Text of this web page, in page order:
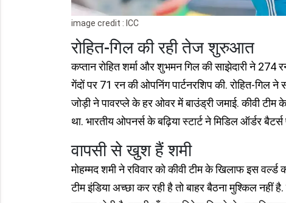
image credit : ICC
रोहित-गिल की रही तेज शुरुआत
कप्तान रोहित शर्मा और शुभमन गिल की साझेदारी ने
गेंदों पर 71 रन की ओपनिंग पार्टनरशिप की. रोहित-गिल
जोड़ी ने पावरप्ले के हर ओवर में बाउंड्री जमाई. कीवी
था. भारतीय ओपनर्स के बढ़िया स्टार्ट ने मिडिल ऑर्डर
वापसी से खुश हैं शमी
मोहम्मद शमी ने रविवार को कीवी टीम के खिलाफ इस
टीम इंडिया अच्छा कर रही है तो बाहर बैठना मुश्किल